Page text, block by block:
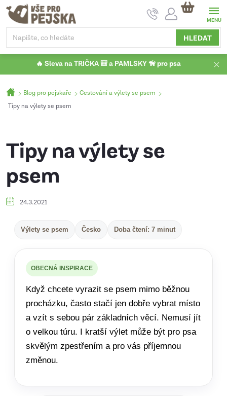
Přejít
obsah
HLEDAT
NÁKUPNÍ
KOŠÍK
🔥 Sleva na TRIČKA 🎒 a PAMLSKY 🦮 pro psa
Domů
Blog pro pejskaře
Cestování a výlety se psem
Tipy na výlety se psem
Tipy na výlety se
psem
24.3.2021
Výlety se psem Česko Doba čtení: 7 minut
OBECNÁ INSPIRACE
Když chcete vyrazit se psem mimo běžnou
procházku, často stačí jen dobře vybrat místo
a vzít s sebou pár základních věcí. Nemusí jít
o velkou túru. I kratší výlet může být pro psa
skvělým zpestřením a pro vás příjemnou
změnou.